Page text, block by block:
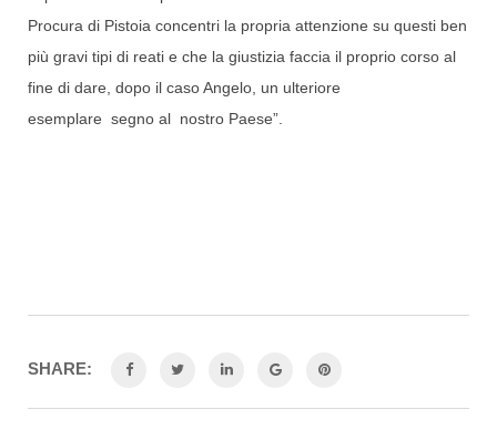
Procura di Pistoia concentri la propria attenzione su questi ben
più gravi tipi di reati e che la giustizia faccia il proprio corso al
fine di dare, dopo il caso Angelo, un ulteriore
esemplare segno al nostro Paese”.
SHARE: